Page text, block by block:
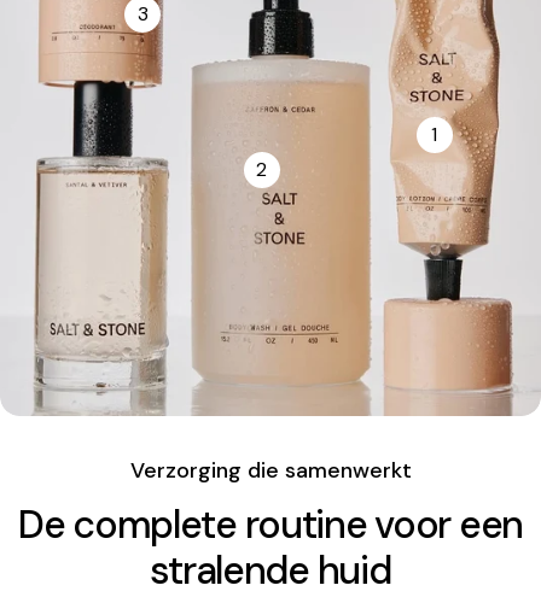
1
2
3
Verzorging die samenwerkt
De complete routine voor een
stralende huid